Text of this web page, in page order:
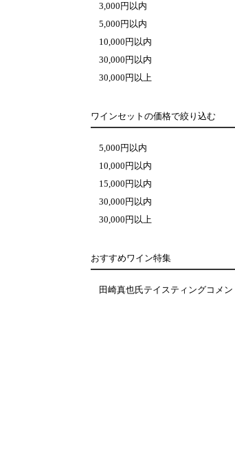
3,000円以内
5,000円以内
10,000円以内
30,000円以内
30,000円以上
ワインセットの価格で絞り込む
5,000円以内
10,000円以内
15,000円以内
30,000円以内
30,000円以上
おすすめワイン特集
田崎真也氏テイスティングコメン